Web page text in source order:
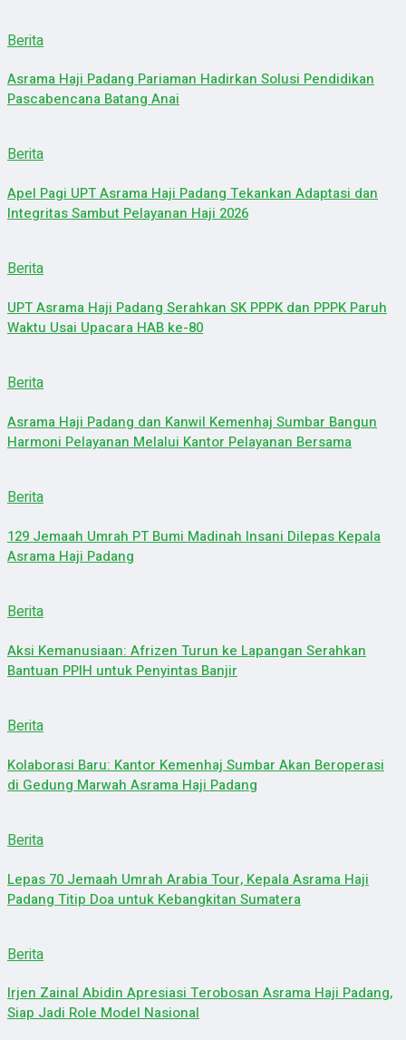
Berita
Asrama Haji Padang Pariaman Hadirkan Solusi Pendidikan
Pascabencana Batang Anai
Berita
Apel Pagi UPT Asrama Haji Padang Tekankan Adaptasi dan
Integritas Sambut Pelayanan Haji 2026
Berita
UPT Asrama Haji Padang Serahkan SK PPPK dan PPPK Paruh
Waktu Usai Upacara HAB ke-80
Berita
Asrama Haji Padang dan Kanwil Kemenhaj Sumbar Bangun
Harmoni Pelayanan Melalui Kantor Pelayanan Bersama
Berita
129 Jemaah Umrah PT Bumi Madinah Insani Dilepas Kepala
Asrama Haji Padang
Berita
Aksi Kemanusiaan: Afrizen Turun ke Lapangan Serahkan
Bantuan PPIH untuk Penyintas Banjir
Berita
Kolaborasi Baru: Kantor Kemenhaj Sumbar Akan Beroperasi
di Gedung Marwah Asrama Haji Padang
Berita
Lepas 70 Jemaah Umrah Arabia Tour, Kepala Asrama Haji
Padang Titip Doa untuk Kebangkitan Sumatera
Berita
Irjen Zainal Abidin Apresiasi Terobosan Asrama Haji Padang,
Siap Jadi Role Model Nasional